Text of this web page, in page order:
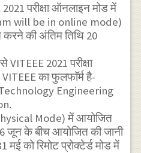
परीक्षा ऑनलाइन मोड में
will be in online mode)
की अंतिम तिथि 20
2021 परीक्षा
का फुलफाॅर्म है-
Engineering
Mode) में आयोजित
जून के बीच आयोजित की जानी
को रिमोट प्रोक्टेर्ड मोड में